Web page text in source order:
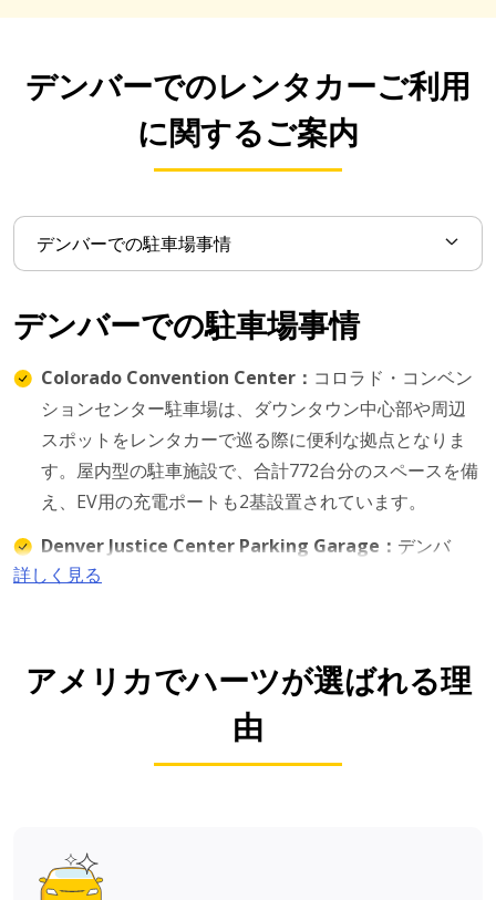
デンバーでのレンタカーご利用
に関するご案内
デンバーでの駐車場事情
Colorado Convention Center： コロラド・コンベン
ションセンター駐車場は、ダウンタウン中心部や周辺
スポットをレンタカーで巡る際に便利な拠点となりま
す。屋内型の駐車施設で、合計772台分のスペースを備
え、EV用の充電ポートも2基設置されています。
Denver Justice Center Parking Garage： デンバ
ー・ジャスティスセンター市営駐車場は、市役所やダ
ートも設置されているため、一日を通して安心して利
用できます。
Cultural Center Complex Garage Parking：
基完備しています。
詳しく見る
アメリカでハーツが選ばれる理
由